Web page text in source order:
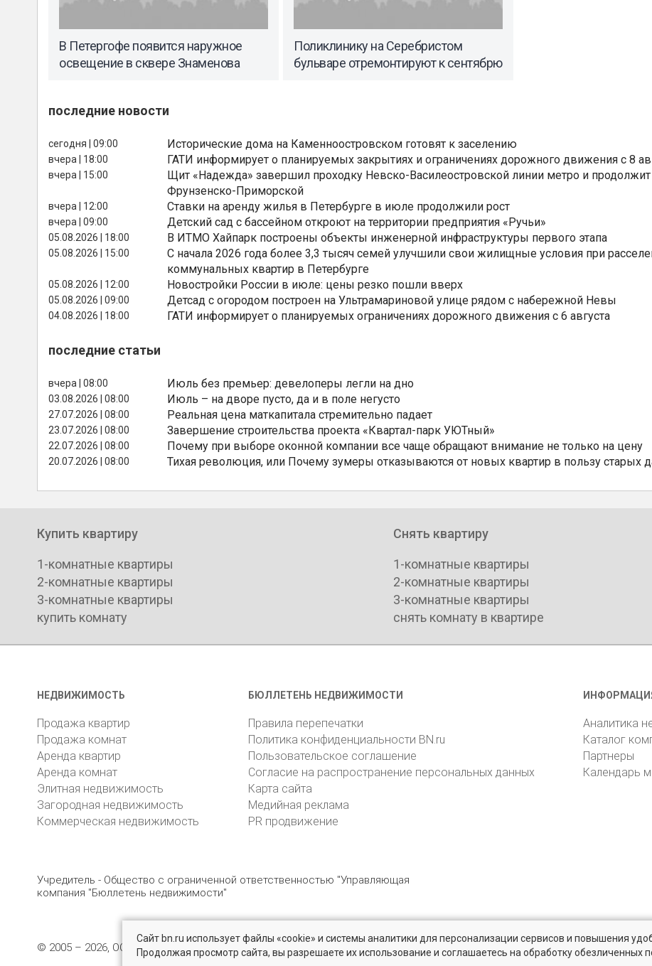
В Петергофе появится наружное
освещение в сквере Знаменова
Поликлинику на Серебристом
бульваре отремонтируют к сентябрю
последние новости
сегодня | 09:00 Исторические дома на Каменноостровском готовят к заселению
вчера | 18:00 ГАТИ информирует о планируемых закрытиях и ограничениях дорожного движения с 8
вчера | 15:00
Щит «Надежда» завершил проходку Невско-Василеостровской линии метро и продолжит
Фрунзенско-Приморской
вчера | 12:00 Ставки на аренду жилья в Петербурге в июле продолжили рост
вчера | 09:00 Детский сад с бассейном откроют на территории предприятия «Ручьи»
05.08.2026 | 18:00 В ИТМО Хайпарк построены объекты инженерной инфраструктуры первого этапа
05.08.2026 | 15:00
С начала 2026 года более 3,3 тысяч семей улучшили свои жилищные условия при
коммунальных квартир в Петербурге
05.08.2026 | 12:00 Новостройки России в июле: цены резко пошли вверх
05.08.2026 | 09:00 Детсад с огородом построен на Ультрамариновой улице рядом с набережной Невы
04.08.2026 | 18:00 ГАТИ информирует о планируемых ограничениях дорожного движения с 6 августа
последние статьи
вчера | 08:00 Июль без премьер: девелоперы легли на дно
03.08.2026 | 08:00 Июль – на дворе пусто, да и в поле негусто
27.07.2026 | 08:00 Реальная цена маткапитала стремительно падает
23.07.2026 | 08:00 Завершение строительства проекта «Квартал-парк УЮТный»
22.07.2026 | 08:00 Почему при выборе оконной компании все чаще обращают внимание не только на цену
20.07.2026 | 08:00 Тихая революция, или Почему зумеры отказываются от новых квартир в пользу старых
Купить квартиру
1-комнатные квартиры
2-комнатные квартиры
3-комнатные квартиры
купить комнату
Снять квартиру
1-комнатные квартиры
2-комнатные квартиры
3-комнатные квартиры
снять комнату в квартире
НЕДВИЖИМОСТЬ
Продажа квартир
Продажа комнат
Аренда квартир
Аренда комнат
Элитная недвижимость
Загородная недвижимость
Коммерческая недвижимость
БЮЛЛЕТЕНЬ НЕДВИЖИМОСТИ
Правила перепечатки
Политика конфиденциальности BN.ru
Пользовательское соглашение
Согласие на распространение персональных данных
Карта сайта
Медийная реклама
PR продвижение
Аналитика
Каталог
Партнеры
Календарь
Учредитель - Общество с ограниченной ответственностью "Управляющая
компания "Бюллетень недвижимости"
© 2005 – 2026, ООО «УК «БН» 8 (812) 331-93-56 196105, Санкт-Петербург, пр. Юрия Гагарина, 1 reklama@bn.ru
Сайт bn.ru использует файлы «cookie» и системы аналитики для персонализации сервисов и повышения
Продолжая просмотр сайта, вы разрешаете их использование и соглашаетесь на обработку обезличенных